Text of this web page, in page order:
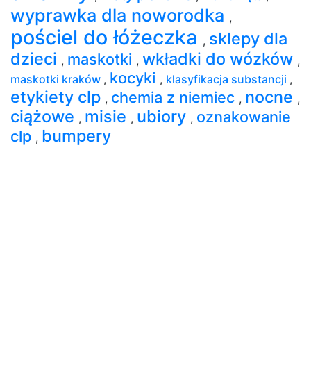
wyprawka dla noworodka ,
pościel do łóżeczka , sklepy dla
dzieci , maskotki , wkładki do wózków ,
maskotki kraków , kocyki , klasyfikacja substancji ,
etykiety clp , chemia z niemiec , nocne ,
ciążowe , misie , ubiory , oznakowanie
clp , bumpery